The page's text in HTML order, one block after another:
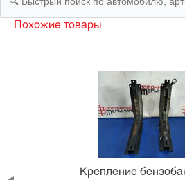
Похожие товары
Крепление